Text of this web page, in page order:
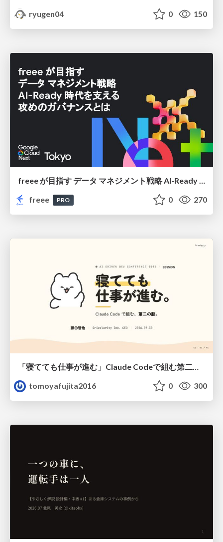
ryugen04
0 150
freee が目指す データ マネジメント戦略 AI-Ready 時代を支える 攻めのガバナンスとは
freee
PRO 0 270
tomoyafujita2016
0 300